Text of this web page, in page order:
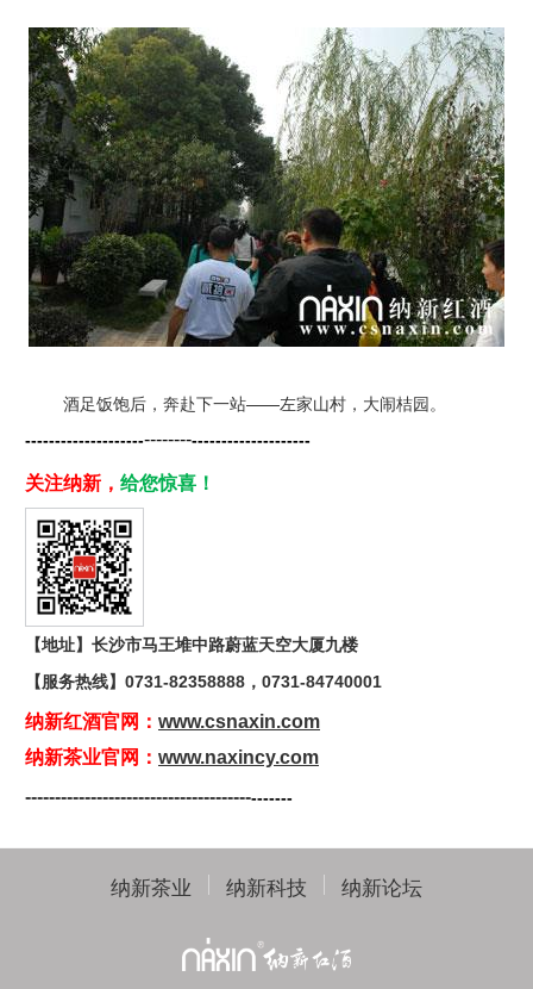
酒足饭饱后，奔赴下一站——左家山村，大闹桔园。
------------------------------------------------
关注纳新， 给您惊喜！
【地址】长沙市马王堆中路蔚蓝天空大厦九楼
【服务热线】 0731-82358888，0731-84740001
纳新红酒官网： www.csnaxin.com
纳新茶业官网： www.naxincy.com
---------------------------------------------
纳新茶业 纳新科技 纳新论坛